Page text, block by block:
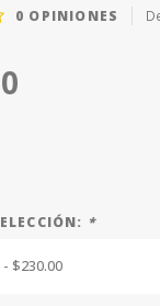
0 OPINIONES
*
$230.00